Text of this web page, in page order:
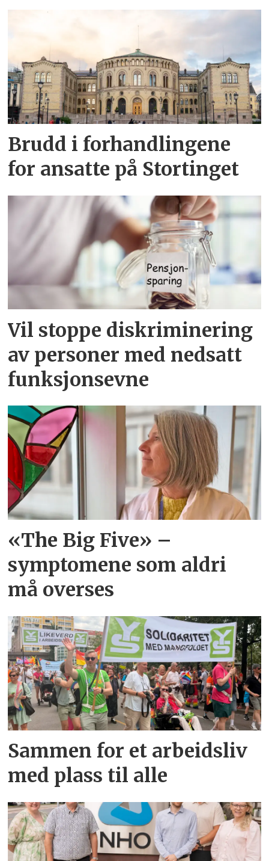
Brudd i forhandlingene
for ansatte på Stortinget
Vil stoppe diskriminering
av personer med nedsatt
funksjonsevne
«The Big Five» –
symptomene som aldri
må overses
Sammen for et arbeidsliv
med plass til alle